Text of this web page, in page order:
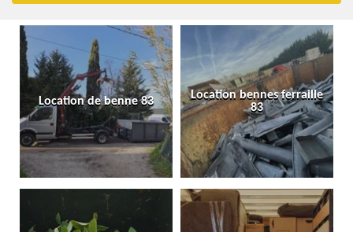
Location de benne 83
Location bennes ferraille
83